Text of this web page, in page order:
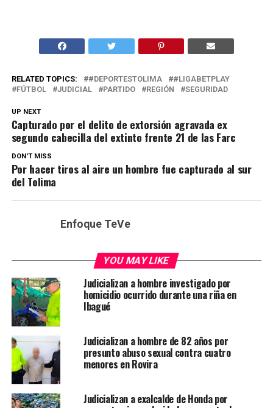
RELATED TOPICS: #DEPORTESTOLIMA
#LIGABETPLAY
FÚTBOL
JUDICIAL PARTIDO REGIÓN SEGURIDAD
UP NEXT
Capturado por el delito de extorsión agravada ex
segundo cabecilla del extinto frente 21 de las Farc
DON'T MISS
Por hacer tiros al aire un hombre fue capturado al sur
del Tolima
Enfoque TeVe
YOU MAY LIKE
Judicializan a hombre investigado por
homicidio ocurrido durante una riña en
Ibagué
Judicializan a hombre de 82 años por
presunto abuso sexual contra cuatro
menores en Rovira
Judicializan a exalcalde de Honda por